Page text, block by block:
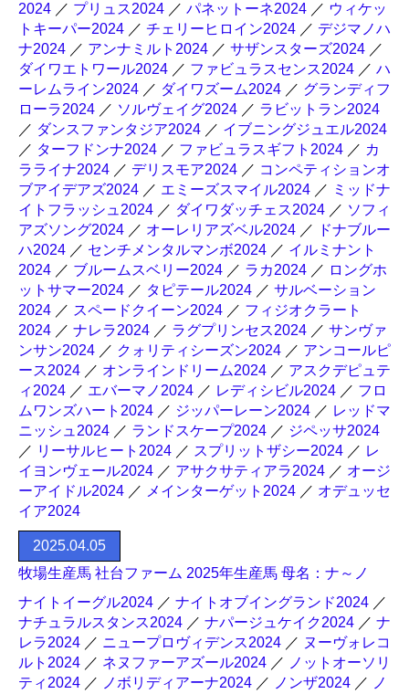
2024 ／ プリュス2024 ／ パネットーネ2024 ／ ウィケッ
トキーパー2024 ／ チェリーヒロイン2024 ／ デジマノハ
ナ2024 ／ アンナミルト2024 ／ サザンスターズ2024 ／
ダイワエトワール2024 ／ ファビュラスセンス2024 ／ ハ
ーレムライン2024 ／ ダイワズーム2024 ／ グランディフ
ローラ2024 ／ ソルヴェイグ2024 ／ ラビットラン2024
／ ダンスファンタジア2024 ／ イブニングジュエル2024
／ ターフドンナ2024 ／ ファビュラスギフト2024 ／ カ
ラライナ2024 ／ デリスモア2024 ／ コンペティションオ
ブアイデアズ2024 ／ エミーズスマイル2024 ／ ミッドナ
イトフラッシュ2024 ／ ダイワダッチェス2024 ／ ソフィ
アズソング2024 ／ オーレリアズベル2024 ／
ドナブルー
ハ2024 ／ センチメンタルマンボ2024 ／ イルミナント
2024 ／ ブルームスベリー2024 ／ ラカ2024 ／ ロングホ
ットサマー2024 ／ タピテール2024 ／ サルベーション
2024 ／ スペードクイーン2024 ／ フィジオクラート
2024 ／ ナレラ2024 ／ ラグプリンセス2024 ／ サンヴァ
ンサン2024 ／ クォリティシーズン2024 ／ アンコールピ
ース2024 ／ オンラインドリーム2024 ／ アスクデピュテ
ィ2024 ／ エバーマノ2024 ／ レディシビル2024 ／ フロ
ムワンズハート2024 ／ ジッパーレーン2024 ／ レッドマ
ニッシュ2024 ／ ランドスケープ2024 ／ ジペッサ2024
／ リーサルヒート2024 ／ スプリットザシー2024 ／ レ
イヨンヴェール2024 ／ アサクサティアラ2024 ／ オージ
ーアイドル2024 ／ メインターゲット2024 ／ オデュッセ
イア2024
2025.04.05
牧場生産馬 社台ファーム 2025年生産馬 母名：ナ～ノ
ナイトイーグル2024 ／ ナイトオブイングランド2024 ／
ナチュラルスタンス2024 ／ ナパージュケイク2024 ／ ナ
レラ2024 ／ ニュープロヴィデンス2024 ／ ヌーヴォレコ
ルト2024 ／ ネヌファーアズール2024 ／ ノットオーソリ
ティ2024 ／ ノボリディアーナ2024 ／ ノンザ2024 ／ ノ